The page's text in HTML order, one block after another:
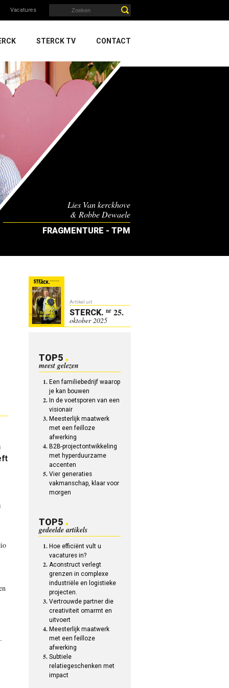
Vacatures
STERCK TV CONTACT
Lies Van kerckhove
& Robbe Dewaele
FRAGMENTURE - TPM
Artikel uit:
STERCK. nr 25.
oktober 2025
TOP5
meest gelezen
Een familiebedrijf waarop
je kan bouwen
In de voetsporen van een
visionair
Meesterlijk maatwerk
met een feilloze
afwerking
B2B-projectontwikkeling
met hyperduurzame
accenten
Vier generaties
vakmanschap, klaar voor
morgen
TOP5
gedeelde artikels
Hoe efficiënt vult u
vacatures in?
Aconstruct verlegt
grenzen in complexe
industriële en logistieke
projecten.
Vertrouwde partner die
creativiteit omarmt en
uitvoert
Meesterlijk maatwerk
met een feilloze
afwerking
Subtiele
relatiegeschenken met
impact